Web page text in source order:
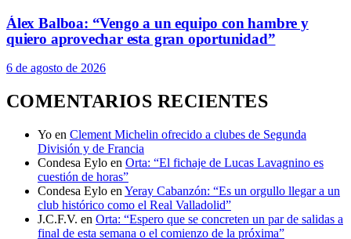
Álex Balboa: “Vengo a un equipo con hambre y
quiero aprovechar esta gran oportunidad”
6 de agosto de 2026
COMENTARIOS RECIENTES
Yo en Clement Michelin ofrecido a clubes de Segunda
División y de Francia
Condesa Eylo en Orta: “El fichaje de Lucas Lavagnino es
cuestión de horas”
Condesa Eylo en Yeray Cabanzón: “Es un orgullo llegar a un
club histórico como el Real Valladolid”
J.C.F.V. en Orta: “Espero que se concreten un par de salidas a
final de esta semana o el comienzo de la próxima”